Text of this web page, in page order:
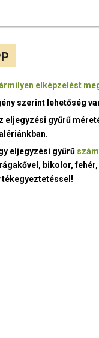
elképzelést
szerint lehetőség
eljegyzési gyűrű
eljegyzési gyűrű
bikolor,